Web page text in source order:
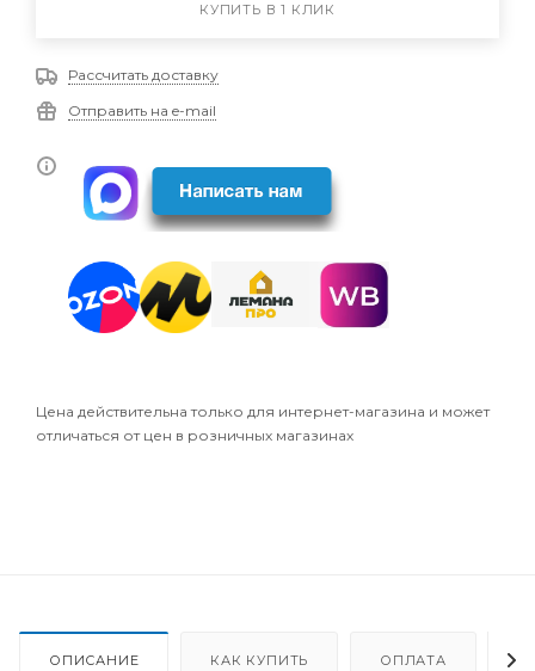
КУПИТЬ В 1 КЛИК
Рассчитать доставку
Отправить на e-mail
Цена действительна только для интернет-магазина и может
отличаться от цен в розничных магазинах
ОПИСАНИЕ КАК КУПИТЬ ОПЛАТА